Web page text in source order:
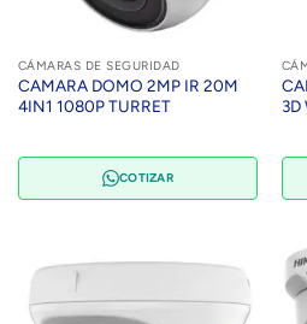
CÁMARAS DE SEGURIDAD
CAMARA DOMO 2MP IR 20M
4IN1 1080P TURRET
COTIZAR
3D